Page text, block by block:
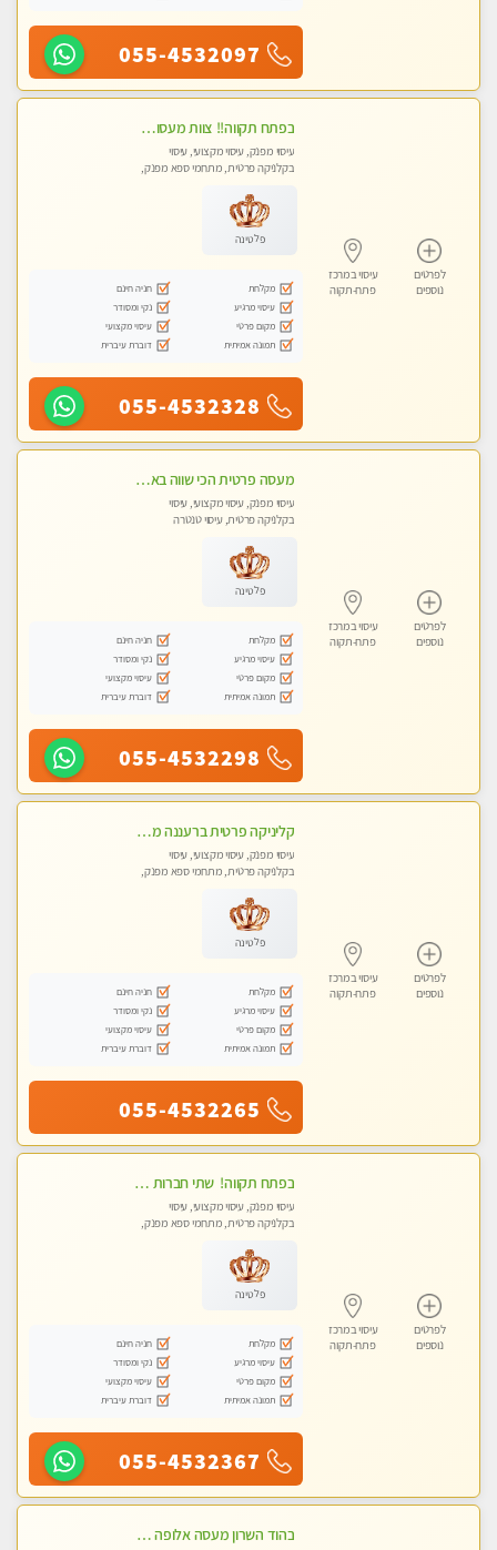
055-4532097
לפרטים
נוספים
עיסוי במרכז
פתח-תקוה
‏בפתח תקווה!! ‏צוות מעסות נאות!! ‏לעיסוי מקצועי מושלם ומפנק !! ‏ מכבדים כרטיסי אשראי- מעסות אלופות פרטי! טל- 03-9040343
עיסוי מפנק, עיסוי מקצועי, עיסוי
בקלניקה פרטית, מתחמי ספא מפנק,
פלטינה
מקלחת
חניה חינם
עיסוי מרגיע
נקי ומסודר
מקום פרטי
עיסוי מקצועי
תמונה אמיתית
דוברת עיברית
055-4532328
לפרטים
נוספים
עיסוי במרכז
פתח-תקוה
מעסה פרטית הכי שווה באזור המרכז!!!
עיסוי מפנק, עיסוי מקצועי, עיסוי
בקלניקה פרטית, עיסוי טנטרה
פלטינה
מקלחת
חניה חינם
עיסוי מרגיע
נקי ומסודר
מקום פרטי
עיסוי מקצועי
תמונה אמיתית
דוברת עיברית
055-4532298
לפרטים
נוספים
עיסוי במרכז
פתח-תקוה
קליניקה פרטית ברעננה מעסה איכותית לעיסוי מקצועי ומפנק לכל שרירי הגוף...
עיסוי מפנק, עיסוי מקצועי, עיסוי
בקלניקה פרטית, מתחמי ספא מפנק,
פלטינה
מקלחת
חניה חינם
עיסוי מרגיע
נקי ומסודר
מקום פרטי
עיסוי מקצועי
תמונה אמיתית
דוברת עיברית
055-4532265
לפרטים
נוספים
עיסוי במרכז
פתח-תקוה
‏בפתח תקווה! ‏ שתי חברות יפיפיות ‏לעיסוי מקצועי י ודיסקרטי מכבדים כרטיסי אשראי !! ללא מין 03-728-36-36
עיסוי מפנק, עיסוי מקצועי, עיסוי
בקלניקה פרטית, מתחמי ספא מפנק,
פלטינה
מקלחת
חניה חינם
עיסוי מרגיע
נקי ומסודר
מקום פרטי
עיסוי מקצועי
תמונה אמיתית
דוברת עיברית
055-4532367
בהוד השרון מעסה אלופה כל סוגי העיסויים מעסה מקצועית ואיכותית פרטי!!!